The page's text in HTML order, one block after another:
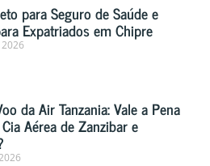
para Seguro de Saúde e
Expatriados em Chipre
da Air Tanzania: Vale a Pena
Aérea de Zanzibar e